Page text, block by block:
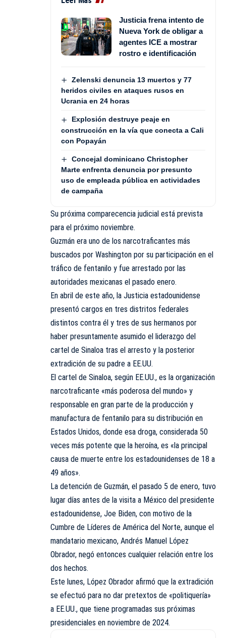
Justicia frena intento de
Nueva York de obligar a
agentes ICE a mostrar
rostro e identificación
Zelenski denuncia 13 muertos y 77
heridos civiles en ataques rusos en
Ucrania en 24 horas
Explosión destruye peaje en
construcción en la vía que conecta a Cali
con Popayán
Concejal dominicano Christopher
Marte enfrenta denuncia por presunto
uso de empleada pública en actividades
de campaña
Su próxima comparecencia judicial está prevista
para el próximo noviembre.
Guzmán era uno de los narcotraficantes más
buscados por Washington por su participación en el
tráfico de fentanilo y fue arrestado por las
autoridades mexicanas el pasado enero.
En abril de este año, la Justicia estadounidense
presentó cargos en tres distritos federales
distintos contra él y tres de sus hermanos por
haber presuntamente asumido el liderazgo del
cartel de Sinaloa tras el arresto y la posterior
extradición de su padre a EE.UU.
El cartel de Sinaloa, según EE.UU., es la organización
narcotraficante «más poderosa del mundo» y
responsable en gran parte de la producción y
manufactura de fentanilo para su distribución en
Estados Unidos, donde esa droga, considerada 50
veces más potente que la heroína, es «la principal
causa de muerte entre los estadounidenses de 18 a
49 años».
La detención de Guzmán, el pasado 5 de enero, tuvo
lugar días antes de la visita a México del presidente
estadounidense, Joe Biden, con motivo de la
Cumbre de Líderes de América del Norte, aunque el
mandatario mexicano, Andrés Manuel López
Obrador, negó entonces cualquier relación entre los
dos hechos.
Este lunes, López Obrador afirmó que la extradición
se efectuó para no dar pretextos de «politiquería»
a EE.UU., que tiene programadas sus próximas
presidenciales en noviembre de 2024.